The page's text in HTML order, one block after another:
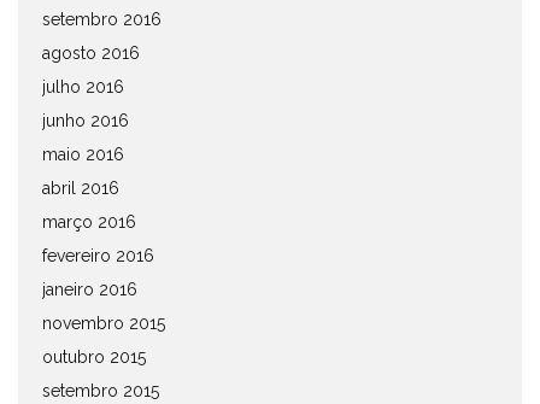
setembro 2016
agosto 2016
julho 2016
junho 2016
maio 2016
abril 2016
março 2016
fevereiro 2016
janeiro 2016
novembro 2015
outubro 2015
setembro 2015